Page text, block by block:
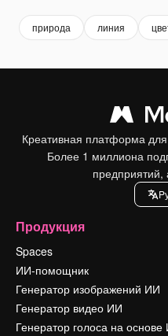
природа линия
Креативная платформа
Более 1 миллиона
предприятий,
Продукция
Spaces
ИИ-помощник
Генератор изображений ИИ
Генератор видео ИИ
Генератор голоса на